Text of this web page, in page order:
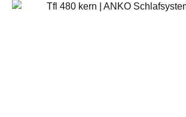
Bildergalerie überspringen